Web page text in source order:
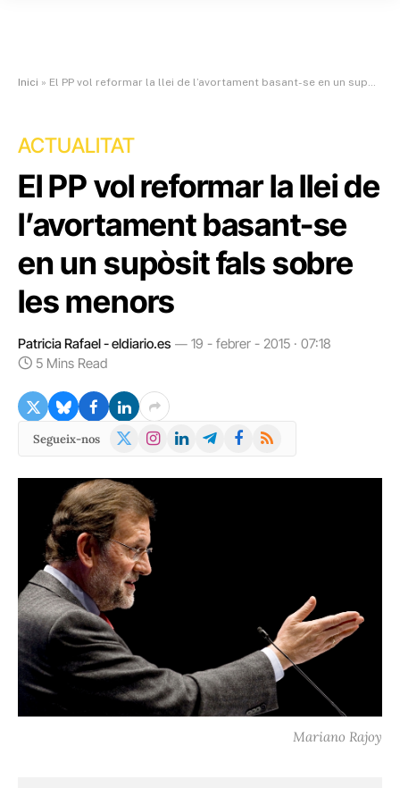
Inici » El PP vol reformar la llei de l’avortament basant-se en un supòsit fals sobre les menors
ACTUALITAT
El PP vol reformar la llei de
l’avortament basant-se
en un supòsit fals sobre
les menors
Patricia Rafael - eldiario.es
19 - febrer - 2015 · 07:18
5 Mins Read
Segueix-nos
X
Instagram
LinkedInTelegramFacebook
RSS
Mariano Rajoy